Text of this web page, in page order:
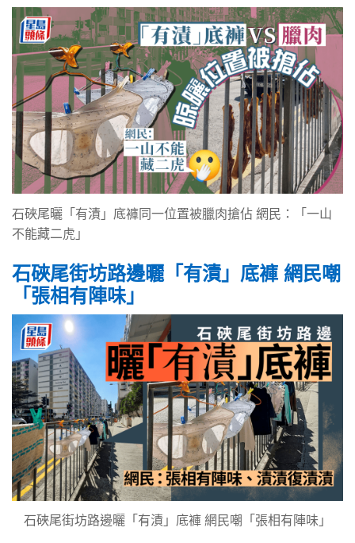
石硤尾曬「有漬」底褲同一位置被臘肉搶佔 網民：「一山
不能藏二虎」
石硤尾街坊路邊曬「有漬」底褲 網民嘲
「張相有陣味」
石硤尾街坊路邊曬「有漬」底褲 網民嘲「張相有陣味」